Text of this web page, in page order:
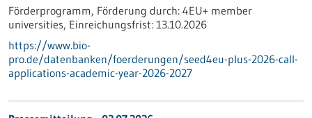
Förderprogramm, Förderung durch: 4EU+ member
universities, Einreichungsfrist: 13.10.2026
https://www.bio-
pro.de/datenbanken/foerderungen/seed4eu-plus-2026-call-
applications-academic-year-2026-2027